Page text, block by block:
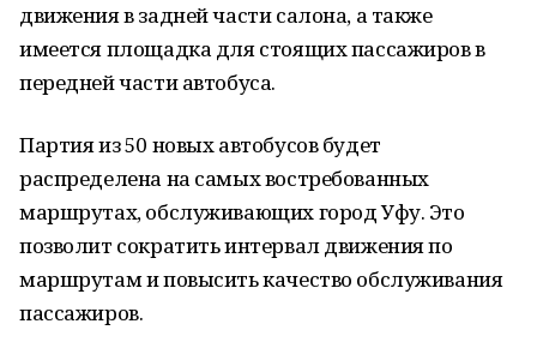
движения в задней части салона, а также
имеется площадка для стоящих пассажиров в
передней части автобуса.
Партия из 50 новых автобусов будет
распределена на самых востребованных
маршрутах, обслуживающих город Уфу. Это
позволит сократить интервал движения по
маршрутам и повысить качество обслуживания
пассажиров.